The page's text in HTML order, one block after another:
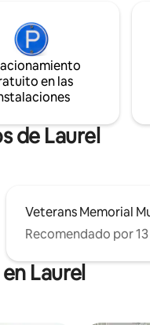
en coche
Belo
solicitud
todo lo
en las
de Laurel
Veterans Memorial
Recomendado por
Laurel